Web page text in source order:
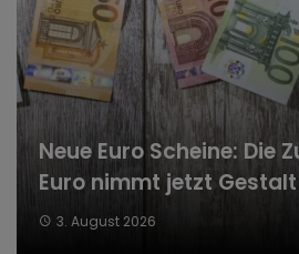
Neue Euro Scheine: Die
Euro nimmt jetzt
3. August 2026